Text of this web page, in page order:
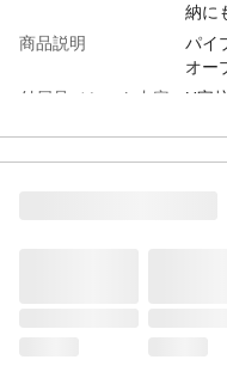
納に
商品説明
パイ
オー
付属品／セット内容
U字
材質
●骨